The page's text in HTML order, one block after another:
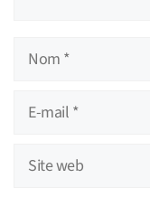
Nom
Site
web